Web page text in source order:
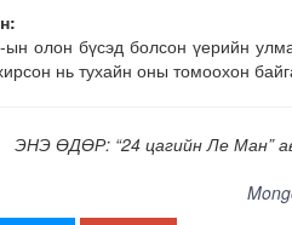
олон бүсэд болсон үерийн
нь тухайн оны томоохон
ЭНЭ ӨДӨР: “24 цагийн Ле Ман”